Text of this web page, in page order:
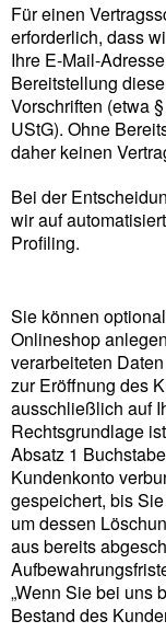
Für einen
erforderlich, dass
Ihre E-Mail-
Bereitstellung
Vorschriften (etwa
UStG). Ohne
daher keinen
Bei der
wir auf
Profiling.
Sie können
Onlineshop
verarbeiteten
zur Eröffnung des
ausschließlich auf
Rechtsgrundlage
Absatz 1
Kundenkonto
gespeichert, bis
um dessen
aus bereits
„Wenn Sie bei uns
Bestand des